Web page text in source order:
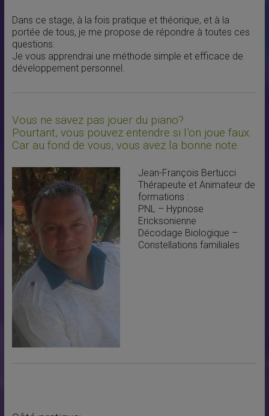
Dans ce stage, à la fois pratique et théorique, et à la
portée de tous, je me propose de répondre à toutes ces
questions.
Je vous apprendrai une méthode simple et efficace de
développement personnel.
Vous ne savez pas jouer du piano?
Pourtant, vous pouvez entendre si l’on joue faux.
Car au fond de vous, vous avez la bonne note.
Jean-François Bertucci
Thérapeute et Animateur de
formations :
PNL – Hypnose
Ericksonienne
Décodage Biologique –
Constellations familiales